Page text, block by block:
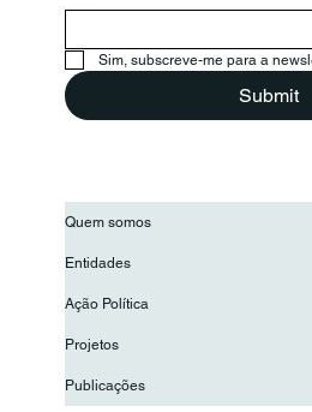
Conselho
para reforçar a
juventudes
Sim, subscreve-me para a
Submit
Quem somos
Entidades
Ação Política
Projetos
Publicações